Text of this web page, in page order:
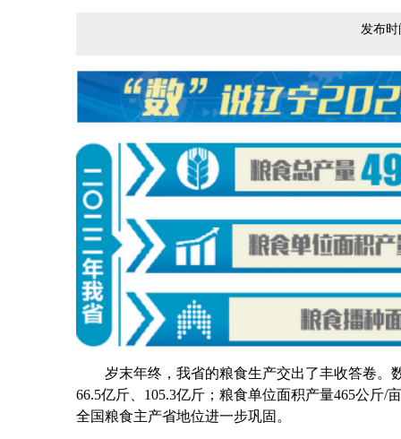
发布时
岁末年终，我省的粮食生产交出了丰收答卷。数
66.5亿斤、105.3亿斤；粮食单位面积产量465公斤/
全国粮食主产省地位进一步巩固。